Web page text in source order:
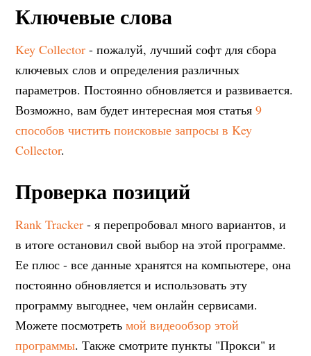
Ключевые слова
Key Collector - пожалуй, лучший софт для сбора
ключевых слов и определения различных
параметров. Постоянно обновляется и развивается.
Возможно, вам будет интересная моя статья9
способов чистить поисковые запросы в Key
Collector.
Проверка позиций
Rank Tracker - я перепробовал много вариантов, и
в итоге остановил свой выбор на этой программе.
Ее плюс - все данные хранятся на компьютере, она
постоянно обновляется и использовать эту
программу выгоднее, чем онлайн сервисами.
Можете посмотретьмой видеообзор этой
программы. Также смотрите пункты "Прокси" и